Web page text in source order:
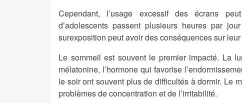
Cependant, l’usage excessif des écrans
d’adolescents passent plusieurs heures par
surexposition peut avoir des conséquences sur
Le sommeil est souvent le premier impacté. La
mélatonine, l’hormone qui favorise
le soir ont souvent plus de difficultés à dormir. Le
problèmes de concentration et de l’irritabilité.